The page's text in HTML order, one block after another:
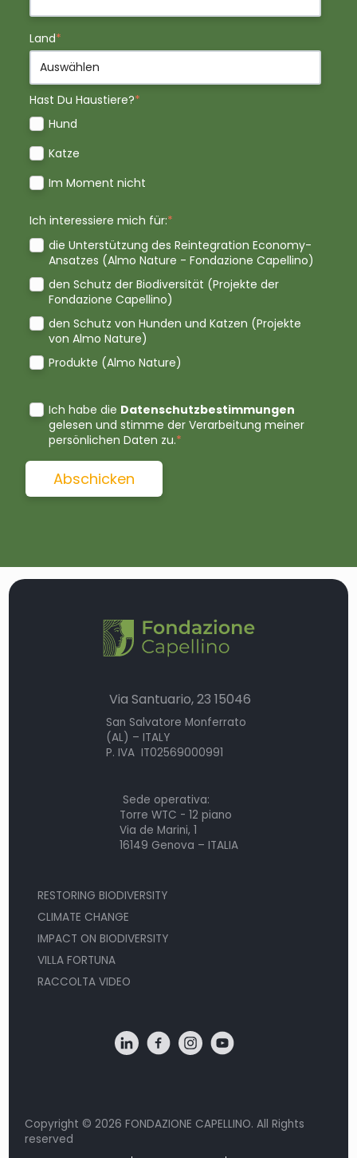
Land*
Hast Du Haustiere?*
Hund
Katze
Im Moment nicht
Ich interessiere mich für:*
die Unterstützung des Reintegration Economy-
Ansatzes (Almo Nature - Fondazione Capellino)
den Schutz der Biodiversität (Projekte der
Fondazione Capellino)
den Schutz von Hunden und Katzen (Projekte
von Almo Nature)
Produkte (Almo Nature)
Ich habe die Datenschutzbestimmungen
gelesen und stimme der Verarbeitung meiner
persönlichen Daten zu.*
Via Santuario, 23 15046
San Salvatore Monferrato
(AL) – ITALY
P. IVA IT02569000991
Sede operativa:
Torre WTC - 12 piano
Via de Marini, 1
16149 Genova – ITALIA
RESTORING BIODIVERSITY
CLIMATE CHANGE
IMPACT ON BIODIVERSITY
VILLA FORTUNA
RACCOLTA VIDEO
Copyright © 2026 FONDAZIONE CAPELLINO. All Rights
reserved